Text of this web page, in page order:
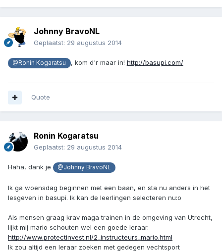
Johnny BravoNL
Geplaatst: 29 augustus 2014
@Ronin Kogaratsu , kom d'r maar in! http://basupi.com/
Quote
Ronin Kogaratsu
Geplaatst: 29 augustus 2014
Haha, dank je @Johnny BravoNL
Ik ga woensdag beginnen met een baan, en sta nu anders in het
lesgeven in basupi. Ik kan de leerlingen selecteren nu:o
Als mensen graag krav maga trainen in de omgeving van Utrecht,
lijkt mij mario schouten wel een goede leraar.
http://www.protectinvest.nl/2_instructeurs_mario.html
Ik zou altijd een leraar zoeken met gedegen vechtsport